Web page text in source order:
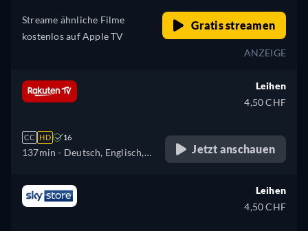
Streame ähnliche Filme
kostenlos auf Apple TV
Gratis streamen
ANZEIGE
CC HD 16
137min - Deutsch, Englisch,
Italienisch, Polnisch
Leihen
4,50 CHF
Jetzt anschauen
Leihen
4,50 CHF